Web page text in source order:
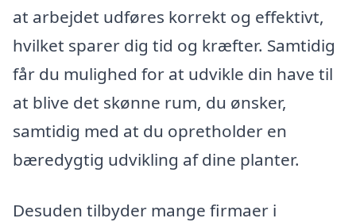
at arbejdet udføres korrekt og effektivt,
hvilket sparer dig tid og kræfter. Samtidig
får du mulighed for at udvikle din have til
at blive det skønne rum, du ønsker,
samtidig med at du opretholder en
bæredygtig udvikling af dine planter.
Desuden tilbyder mange firmaer i